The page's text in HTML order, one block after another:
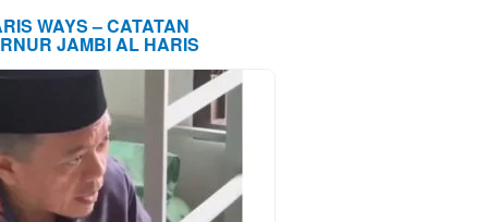
WAYS – CATATAN
JAMBI AL HARIS